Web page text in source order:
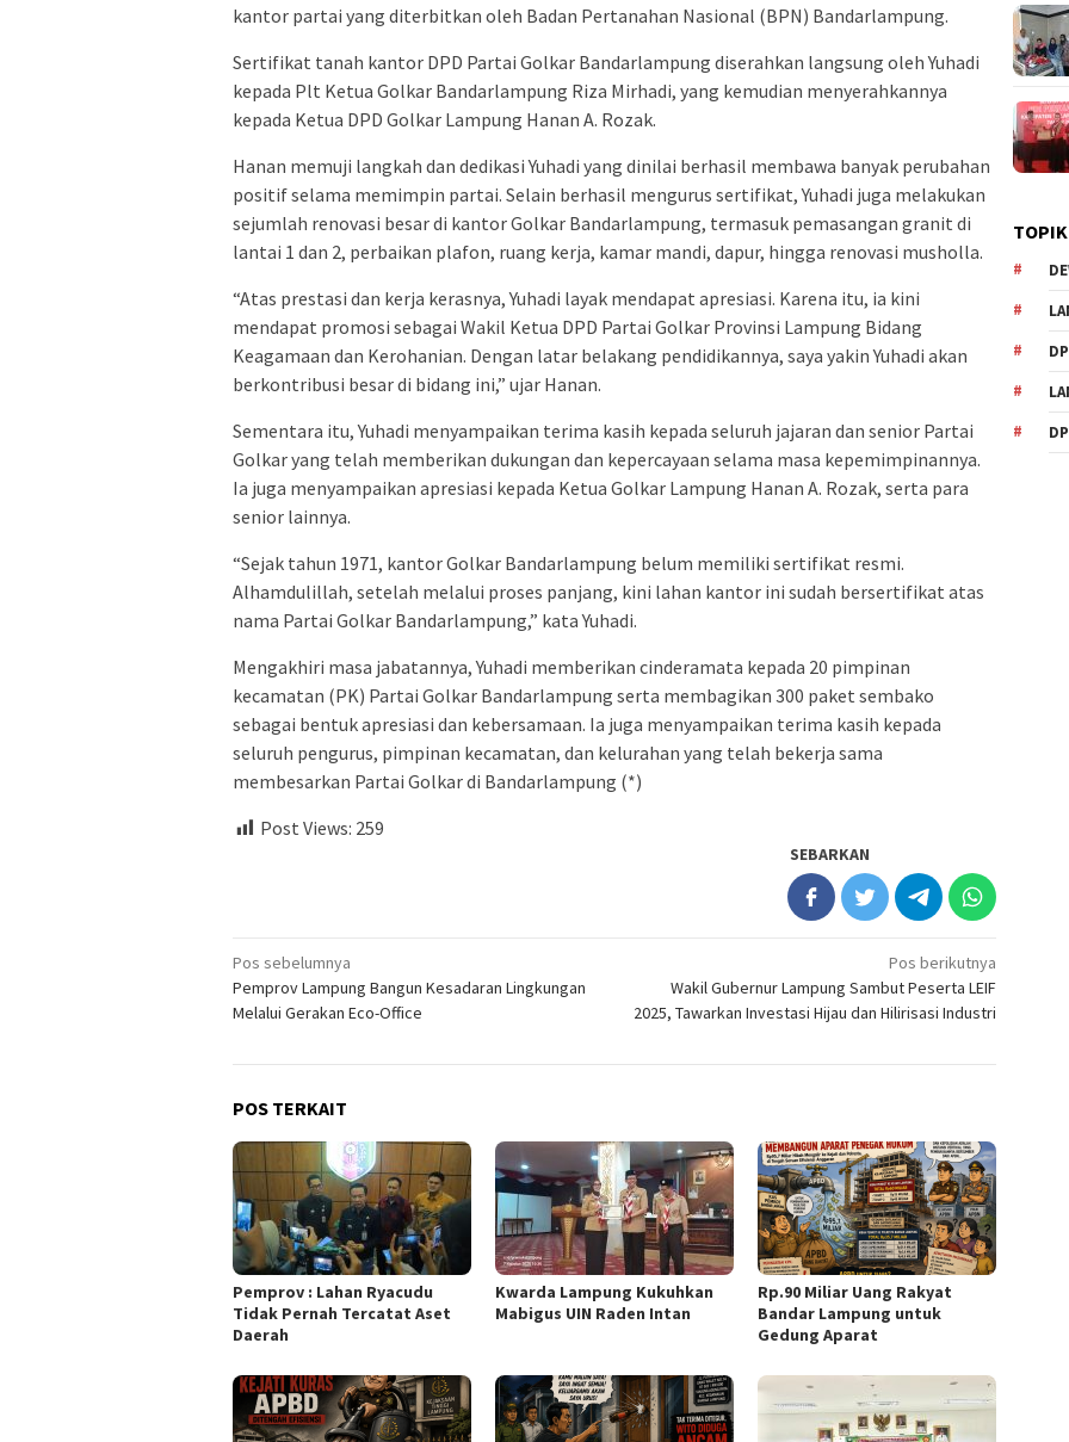
kantor partai yang diterbitkan oleh Badan Pertanahan Nasional (BPN) Bandarlampung.
Sertifikat tanah kantor DPD Partai Golkar Bandarlampung diserahkan langsung oleh Yuhadi
kepada Plt Ketua Golkar Bandarlampung Riza Mirhadi, yang kemudian menyerahkannya
kepada Ketua DPD Golkar Lampung Hanan A. Rozak.
Hanan memuji langkah dan dedikasi Yuhadi yang dinilai berhasil membawa banyak perubahan
positif selama memimpin partai. Selain berhasil mengurus sertifikat, Yuhadi juga melakukan
sejumlah renovasi besar di kantor Golkar Bandarlampung, termasuk pemasangan granit di
lantai 1 dan 2, perbaikan plafon, ruang kerja, kamar mandi, dapur, hingga renovasi musholla.
“Atas prestasi dan kerja kerasnya, Yuhadi layak mendapat apresiasi. Karena itu, ia kini
mendapat promosi sebagai Wakil Ketua DPD Partai Golkar Provinsi Lampung Bidang
Keagamaan dan Kerohanian. Dengan latar belakang pendidikannya, saya yakin Yuhadi akan
berkontribusi besar di bidang ini,” ujar Hanan.
Sementara itu, Yuhadi menyampaikan terima kasih kepada seluruh jajaran dan senior Partai
Golkar yang telah memberikan dukungan dan kepercayaan selama masa kepemimpinannya.
Ia juga menyampaikan apresiasi kepada Ketua Golkar Lampung Hanan A. Rozak, serta para
senior lainnya.
“Sejak tahun 1971, kantor Golkar Bandarlampung belum memiliki sertifikat resmi.
Alhamdulillah, setelah melalui proses panjang, kini lahan kantor ini sudah bersertifikat atas
nama Partai Golkar Bandarlampung,” kata Yuhadi.
Mengakhiri masa jabatannya, Yuhadi memberikan cinderamata kepada 20 pimpinan
kecamatan (PK) Partai Golkar Bandarlampung serta membagikan 300 paket sembako
sebagai bentuk apresiasi dan kebersamaan. Ia juga menyampaikan terima kasih kepada
seluruh pengurus, pimpinan kecamatan, dan kelurahan yang telah bekerja sama
membesarkan Partai Golkar di Bandarlampung (*)
Post Views: 259
SEBARKAN
Navigasi
pos
Pos sebelumnya
Pemprov Lampung Bangun Kesadaran Lingkungan
Melalui Gerakan Eco-Office
Pos berikutnya
Wakil Gubernur Lampung Sambut Peserta LEIF
2025, Tawarkan Investasi Hijau dan Hilirisasi Industri
POS TERKAIT
Pemprov : Lahan Ryacudu
Tidak Pernah Tercatat Aset
Daerah
Kwarda Lampung Kukuhkan
Mabigus UIN Raden Intan
Rp.90 Miliar Uang Rakyat
Bandar Lampung untuk
Gedung Aparat